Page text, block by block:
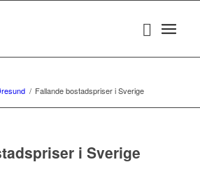
/ Fallande bostadspriser i Sverige
i Sverige